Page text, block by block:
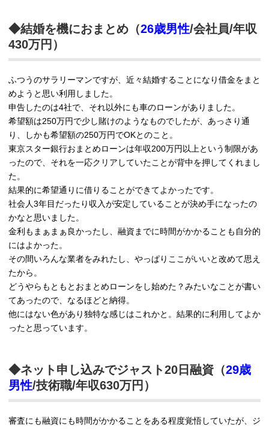
◆結婚を機におまとめ（26歳男性/会社員/年収
430万円）
ふつうのサラリーマンですが、近々結婚することになり借金をまと
めようと思い利用しました。
申告したのは4社で、それ以外にも車のローンがありました。
希望額は250万円で少し賭けのようなものでしたが、あっさり通
り、しかも希望額の250万円でOKとのこと。
東京スター銀行おまとめローンは年収200万円以上という制限があ
ったので、それを一応クリアしていたことが背中を押してくれまし
た。
結果的に希望通りに借りることができてよかったです。
社会人3年目だったり収入が安定していることが決め手になったの
かなと思いました。
金利もまぁまぁ良かったし、融資までに時間がかかることも自分的
にはよかった。
その間いろんな業者をみれたし、やっぱりここがいいと改めて思え
たから。
どうやらもともとおまとめローンをし始めた？みたいなことが書い
てあったので、なるほどと納得。
他にはない色があり独特な感じはこれかと。結果的に利用してよか
ったと思っています。
◆ネット申し込みでジャスト20日融資（29歳
男性/技術職/年収630万円）
審査にも融資にも時間がかかることをある程度覚悟していたが、ジ